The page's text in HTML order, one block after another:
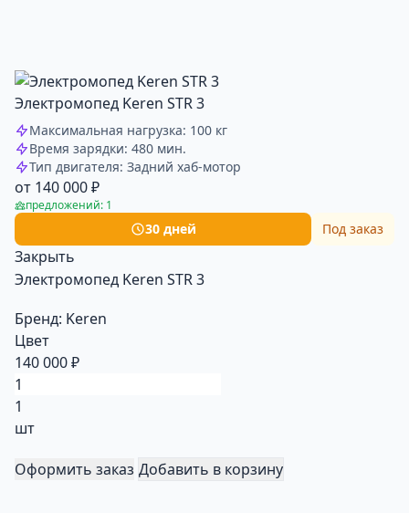
Электромопед Keren STR 3
Максимальная нагрузка: 100 кг
Время зарядки: 480 мин.
Тип двигателя: Задний хаб-мотор
от 140 000 ₽
предложений: 1
30 дней Под заказ
Закрыть
Электромопед Keren STR 3
Бренд: Keren
Цвет
140 000 ₽
1
шт
Оформить заказ Добавить в корзину